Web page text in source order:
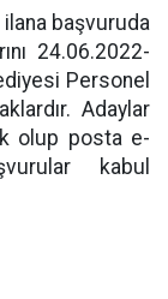
başvuruda
24.06.2022-
Personel
Adaylar
olup posta e-
kabul